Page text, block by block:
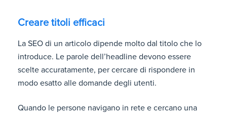
Creare titoli efficaci
La SEO di un articolo dipende molto dal titolo che lo
introduce. Le parole dell’headline devono essere
scelte accuratamente, per cercare di rispondere in
modo esatto alle domande degli utenti.
Quando le persone navigano in rete e cercano una